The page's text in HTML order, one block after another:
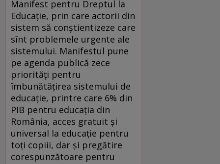
Manifest pentru Dreptul la
Educaţie, prin care actorii din
sistem să conştientizeze care
sînt problemele urgente ale
sistemului. Manifestul pune
pe agenda publică zece
priorităţi pentru
îmbunătăţirea sistemului de
educaţie, printre care 6% din
PIB pentru educaţia din
România, acces gratuit şi
universal la educaţie pentru
toţi copiii, dar şi pregătire
corespunzătoare pentru